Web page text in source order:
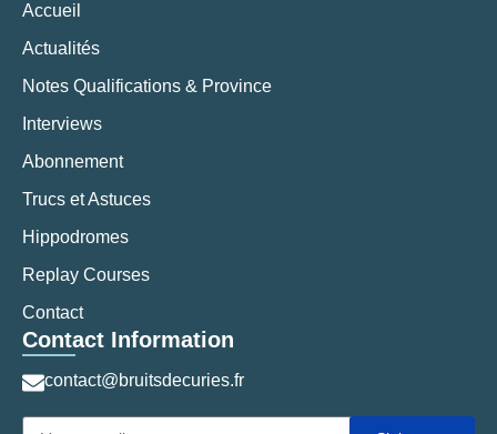
Accueil
Actualités
Notes Qualifications & Province
Interviews
Abonnement
Trucs et Astuces
Hippodromes
Replay Courses
Contact
Contact Information
contact@bruitsdecuries.fr